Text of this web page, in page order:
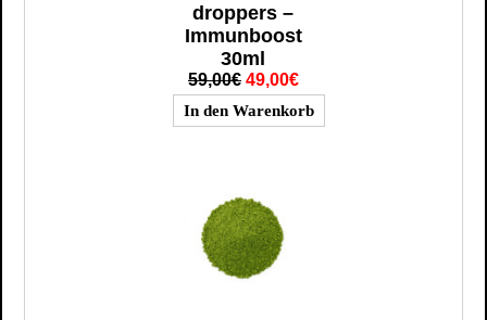
droppers –
Immunboost
30ml
59,00€ 49,00€